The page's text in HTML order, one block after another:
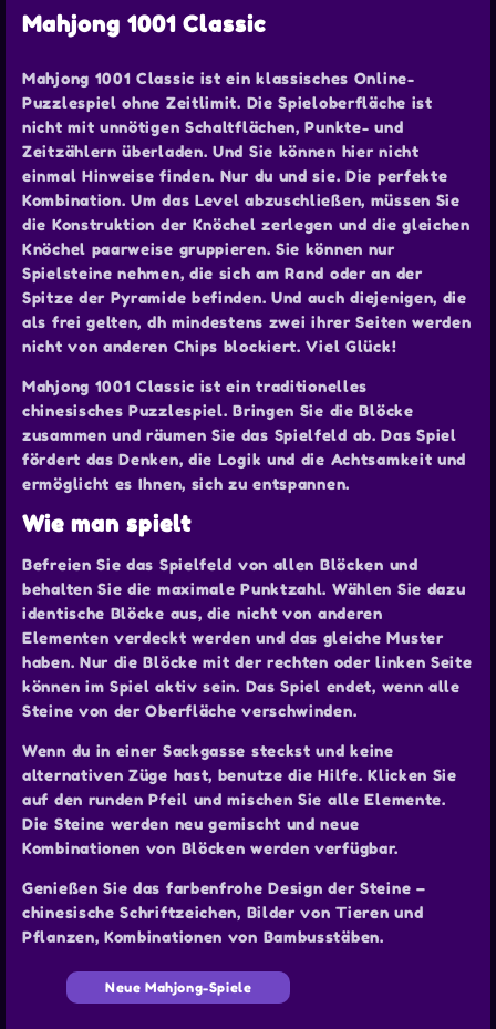
Mahjong 1001 Classic
Mahjong 1001 Classic ist ein klassisches Online-
Puzzlespiel ohne Zeitlimit. Die Spieloberfläche ist
nicht mit unnötigen Schaltflächen, Punkte- und
Zeitzählern überladen. Und Sie können hier nicht
einmal Hinweise finden. Nur du und sie. Die perfekte
Kombination. Um das Level abzuschließen, müssen Sie
die Konstruktion der Knöchel zerlegen und die gleichen
Knöchel paarweise gruppieren. Sie können nur
Spielsteine nehmen, die sich am Rand oder an der
Spitze der Pyramide befinden. Und auch diejenigen, die
als frei gelten, dh mindestens zwei ihrer Seiten werden
nicht von anderen Chips blockiert. Viel Glück!
Mahjong 1001 Classic ist ein traditionelles
chinesisches Puzzlespiel. Bringen Sie die Blöcke
zusammen und räumen Sie das Spielfeld ab. Das Spiel
fördert das Denken, die Logik und die Achtsamkeit und
ermöglicht es Ihnen, sich zu entspannen.
Wie man spielt
Befreien Sie das Spielfeld von allen Blöcken und
behalten Sie die maximale Punktzahl. Wählen Sie dazu
identische Blöcke aus, die nicht von anderen
Elementen verdeckt werden und das gleiche Muster
haben. Nur die Blöcke mit der rechten oder linken Seite
können im Spiel aktiv sein. Das Spiel endet, wenn alle
Steine von der Oberfläche verschwinden.
Wenn du in einer Sackgasse steckst und keine
alternativen Züge hast, benutze die Hilfe. Klicken Sie
auf den runden Pfeil und mischen Sie alle Elemente.
Die Steine werden neu gemischt und neue
Kombinationen von Blöcken werden verfügbar.
Genießen Sie das farbenfrohe Design der Steine –
chinesische Schriftzeichen, Bilder von Tieren und
Pflanzen, Kombinationen von Bambusstäben.
Neue Mahjong-Spiele